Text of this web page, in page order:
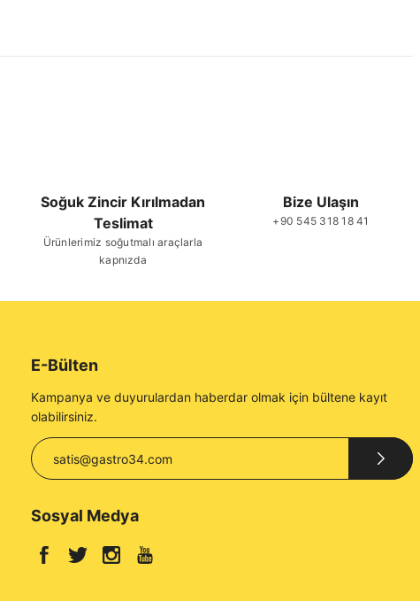
Gönder
Soğuk Zincir Kırılmadan
Teslimat
Ürünlerimiz soğutmalı araçlarla
kapnızda
Bize Ulaşın
+90 545 318 18 41
E-Bülten
Kampanya ve duyurulardan haberdar olmak için bültene kayıt
olabilirsiniz.
Sosyal Medya